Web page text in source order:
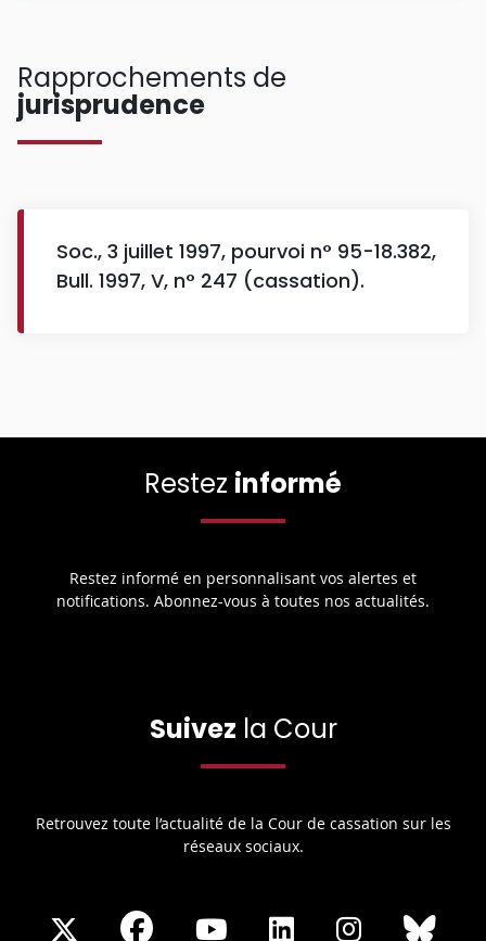
Rapprochements de
jurisprudence
Soc., 3 juillet 1997, pourvoi n° 95-18.382,
Bull. 1997, V, n° 247 (cassation).
Restez informé
Restez informé en personnalisant vos alertes et
notifications. Abonnez-vous à toutes nos actualités.
Suivez la Cour
Retrouvez toute l’actualité de la Cour de cassation sur les
réseaux sociaux.
ShareShare
Share
Share
Share